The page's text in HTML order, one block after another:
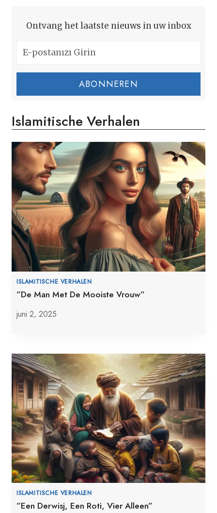
Ontvang het laatste nieuws in uw inbox
ABONNEREN
Islamitische Verhalen
ISLAMITISCHE VERHALEN
”De Man Met De Mooiste Vrouw”
juni 2, 2025
ISLAMITISCHE VERHALEN
”Een Derwisj, Een Roti, Vier Alleen”